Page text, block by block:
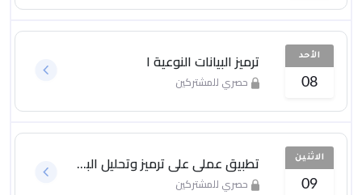
الأحد
08
ترميز البيانات النوعية ١
حصري للمشتركين
الاثنين
09
تطبيق عملي على ترميز وتحليل البيانات النوعية
حصري للمشتركين